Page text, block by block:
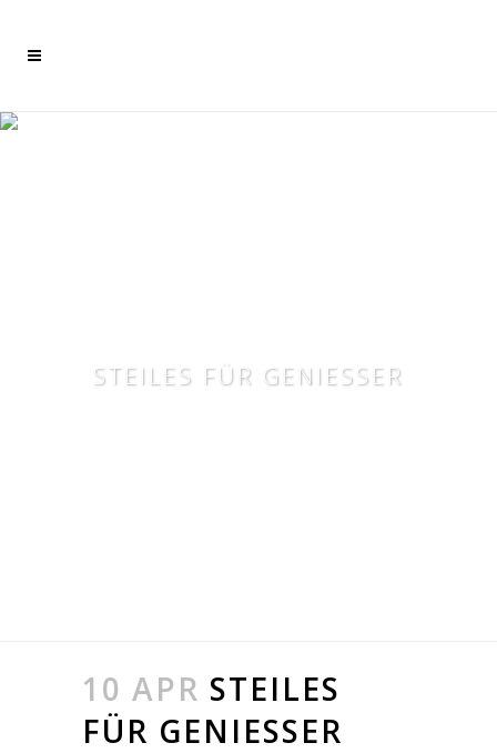
STEILES FÜR GENIESSER
10 APR STEILES
FÜR GENIESSER